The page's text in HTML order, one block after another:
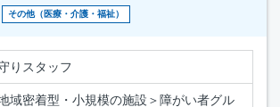
その他（医療・介護・福祉）
りスタッフ
域密着型・小規模の施設＞障がい者グル